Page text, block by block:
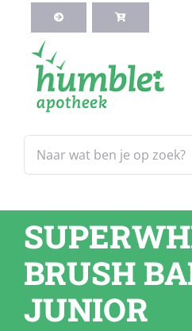
inhoud
naar:
Webshop
Blog
Diensten
BRUSH
JUNIOR